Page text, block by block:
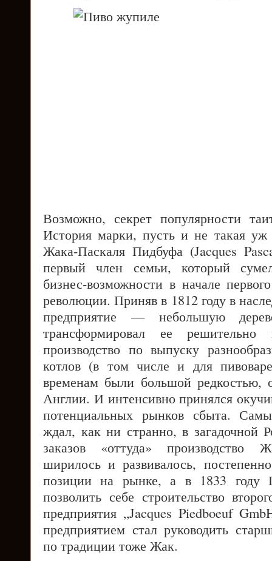
Возможно, секрет популярности
История марки, пусть и не такая уж
Жака-Паскаля Пидбуфа (Jacques
первый член семьи, который
бизнес-возможности в начале
революции. Приняв в 1812 году в
предприятие — небольшую
трансформировал ее
производство по выпуску
котлов (в том числе и для
временам были большой редкостью,
Англии. И интенсивно принялся
потенциальных рынков сбыта.
ждал, как ни странно, в загадочной
заказов «оттуда» производство
ширилось и развивалось,
позиции на рынке, а в 1833 году
позволить себе строительство
предприятия „Jacques Piedboeuf
предприятием стал руководить
по традиции тоже Жак.